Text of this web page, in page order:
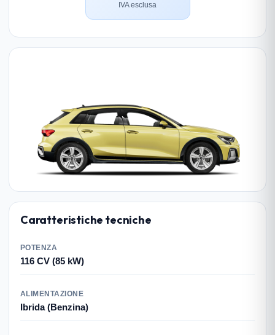
IVA esclusa
Caratteristiche tecniche
POTENZA
116 CV (85 kW)
ALIMENTAZIONE
Ibrida (Benzina)